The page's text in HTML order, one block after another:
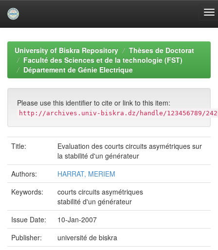
navigationUniversity of Biskra Repository
Thèses de Doctorat
Faculté des Sciences et de la technologie (FST)
Département de Génie Electrique
Please use this identifier to cite or link to this item:
http://archives.univ-biskra.dz/handle/123456789/
Title:
Evaluation des courts circuits asymétriques sur
la stabilité d'un générateur
Authors:
HARRAT, MERIEM
Keywords:
courts circuits asymétriques
stabilité d'un générateur
Issue Date:
10-Jan-2007
Publisher:
université de biskra